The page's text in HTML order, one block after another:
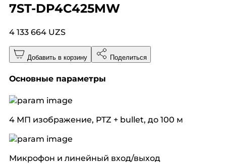
7ST-DP4C425MW
4 133 664 UZS
Добавить в корзину Поделиться
Основные параметры
4 МП изображение, PTZ + bullet, до 100 м
Микрофон и линейный вход/выход